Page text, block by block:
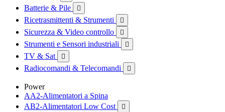
Batterie & Pile 
Ricetrasmittenti & Strumenti 
Sicurezza & Video controllo 
Strumenti e Sensori industriali 
TV & Sat 
Radiocomandi & Telecomandi 
Power
AA2-Alimentatori a Spina
AB2-Alimentatori Low Cost
